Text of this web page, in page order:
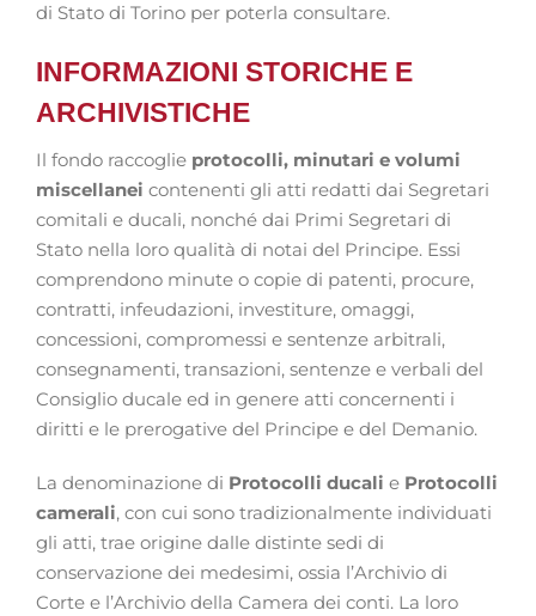
di Stato di Torino per poterla consultare.
INFORMAZIONI STORICHE E
ARCHIVISTICHE
Il fondo raccoglie protocolli, minutari e volumi
miscellanei contenenti gli atti redatti dai Segretari
comitali e ducali, nonché dai Primi Segretari di
Stato nella loro qualità di notai del Principe. Essi
comprendono minute o copie di patenti, procure,
contratti, infeudazioni, investiture, omaggi,
concessioni, compromessi e sentenze arbitrali,
consegnamenti, transazioni, sentenze e verbali del
Consiglio ducale ed in genere atti concernenti i
diritti e le prerogative del Principe e del Demanio.
La denominazione di Protocolli ducali e Protocolli
camerali, con cui sono tradizionalmente individuati
gli atti, trae origine dalle distinte sedi di
conservazione dei medesimi, ossia l’Archivio di
Corte e l’Archivio della Camera dei conti. La loro